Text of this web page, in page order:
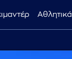
Αθλητικά